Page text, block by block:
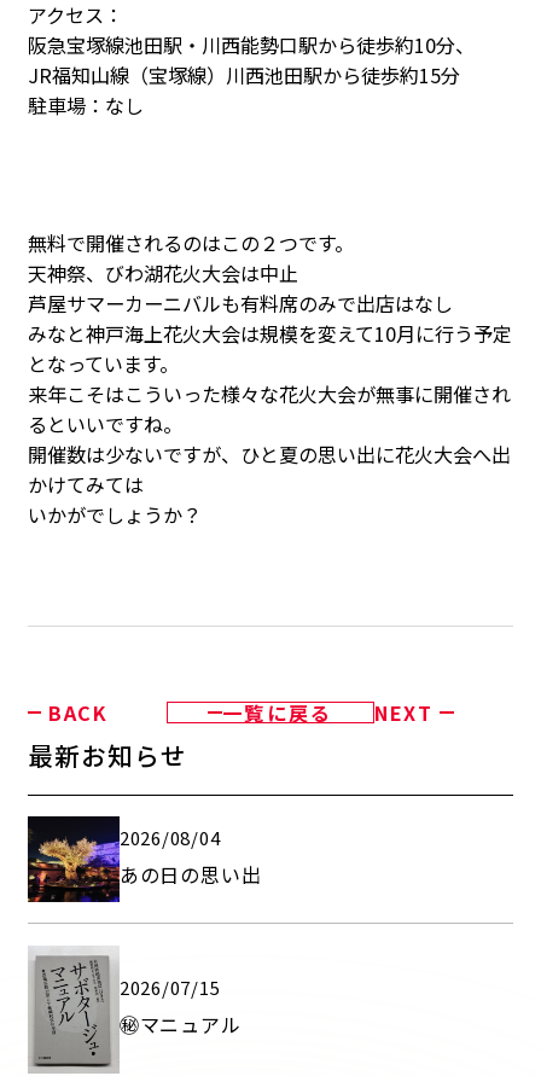
アクセス：
阪急宝塚線池田駅・川西能勢口駅から徒歩約10分、
JR福知山線（宝塚線）川西池田駅から徒歩約15分
駐車場：なし
無料で開催されるのはこの２つです。
天神祭、びわ湖花火大会は中止
芦屋サマーカーニバルも有料席のみで出店はなし
みなと神戸海上花火大会は規模を変えて10月に行う予定
となっています。
来年こそはこういった様々な花火大会が無事に開催され
るといいですね。
開催数は少ないですが、ひと夏の思い出に花火大会へ出
かけてみては
いかがでしょうか？
BACK 一覧に戻る NEXT
最新お知らせ
2026/08/04
あの日の思い出
2026/07/15
㊙マニュアル